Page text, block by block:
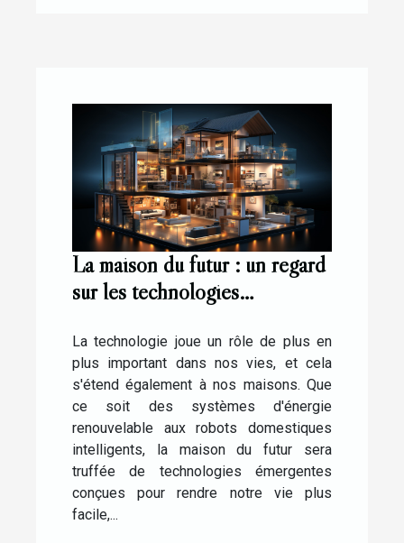
La maison du futur : un regard
sur les technologies
La technologie joue un rôle de plus en
plus important dans nos vies, et cela
s'étend également à nos maisons. Que
ce soit des systèmes d'énergie
renouvelable aux robots domestiques
intelligents, la maison du futur sera
truffée de technologies émergentes
conçues pour rendre notre vie plus
facile,...